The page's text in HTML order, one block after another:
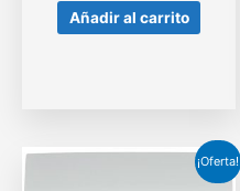
Añadir al carrito
¡Oferta!